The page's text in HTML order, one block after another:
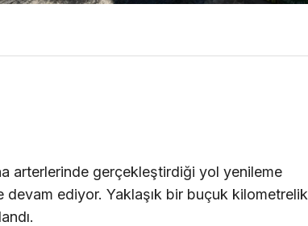
arterlerinde gerçekleştirdiği yol yenileme
devam ediyor. Yaklaşık bir buçuk kilometrelik